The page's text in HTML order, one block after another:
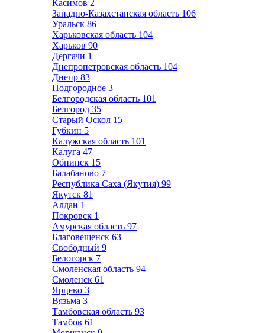
Касимов 2
Западно-Казахстанская область 106
Уральск 86
Харьковская область 104
Харьков 90
Дергачи 1
Днепропетровская область 104
Днепр 83
Подгородное 3
Белгородская область 101
Белгород 35
Старый Оскол 15
Губкин 5
Калужская область 101
Калуга 47
Обнинск 15
Балабаново 7
Республика Саха (Якутия) 99
Якутск 81
Алдан 1
Покровск 1
Амурская область 97
Благовещенск 63
Свободный 9
Белогорск 7
Смоленская область 94
Смоленск 61
Ярцево 3
Вязьма 3
Тамбовская область 93
Тамбов 61